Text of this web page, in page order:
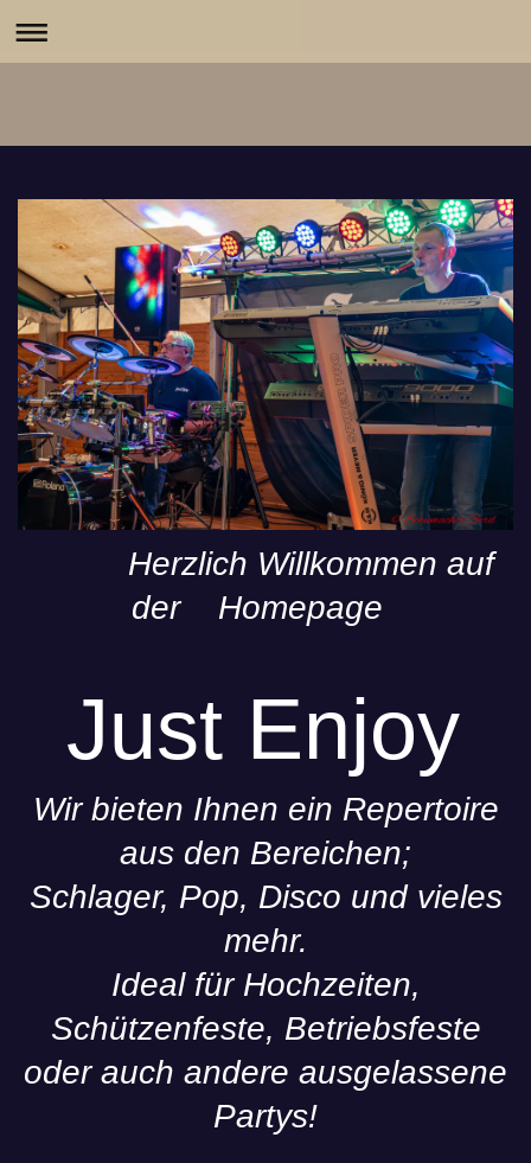
Herzlich Willkommen auf
der Homepage
Just Enjoy
Wir bieten Ihnen ein Repertoire
aus den Bereichen;
Schlager, Pop, Disco und vieles
mehr.
Ideal für Hochzeiten,
Schützenfeste, Betriebsfeste
oder auch andere ausgelassene
Partys!